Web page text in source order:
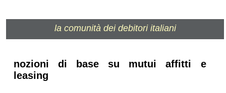
la comunità dei debitori italiani
nozioni di base su mutui affitti e
leasing